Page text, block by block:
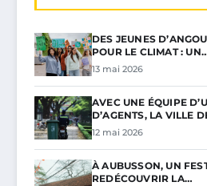
DES JEUNES
POUR LE CLIMAT :
13 mai 2026
AVEC UNE ÉQUIPE
D’AGENTS, LA VILLE
12 mai 2026
À AUBUSSON, UN
REDÉCOUVRIR LA…